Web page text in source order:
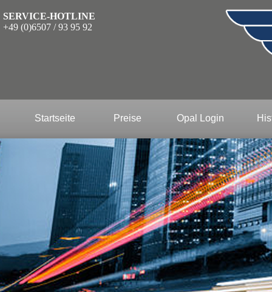
SERVICE-HOTLINE
+49 (0)6507 / 93 95 92
Startseite Preise Opal Login